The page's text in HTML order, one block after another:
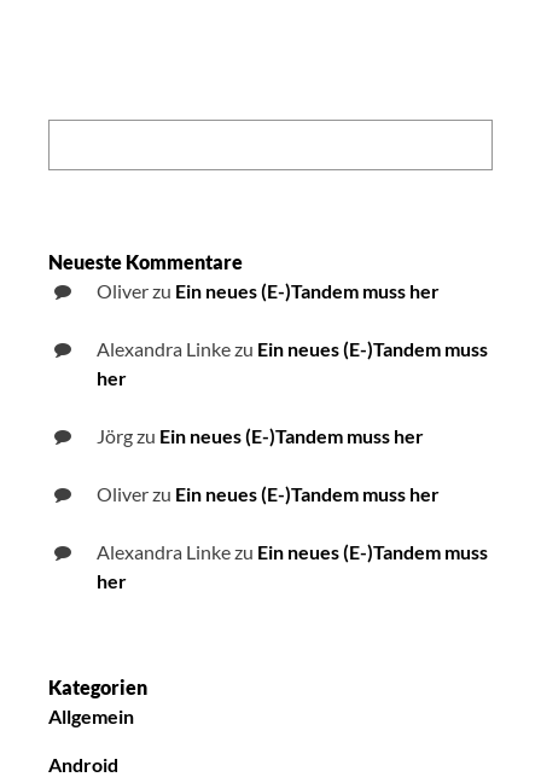
Neueste Kommentare
Oliverzu Ein neues (E-)Tandem muss her
Alexandra Linkezu Ein neues (E-)Tandem muss
her
Jörgzu Ein neues (E-)Tandem muss her
Oliverzu Ein neues (E-)Tandem muss her
Alexandra Linkezu Ein neues (E-)Tandem muss
her
Kategorien
Allgemein
Android